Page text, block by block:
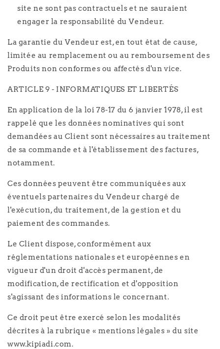
site ne sont pas contractuels et ne sauraient
engager la responsabilité du Vendeur.
La garantie du Vendeur est, en tout état de cause,
limitée au remplacement ou au remboursement des
Produits non conformes ou affectés d'un vice.
ARTICLE 9 - INFORMATIQUES ET LIBERTÉS
En application de la loi 78-17 du 6 janvier 1978, il est
rappelé que les données nominatives qui sont
demandées au Client sont nécessaires au traitement
de sa commande et à l'établissement des factures,
notamment.
Ces données peuvent être communiquées aux
éventuels partenaires du Vendeur chargé de
l'exécution, du traitement, de la gestion et du
paiement des commandes.
Le Client dispose, conformément aux
réglementations nationales et européennes en
vigueur d'un droit d'accès permanent, de
modification, de rectification et d'opposition
s'agissant des informations le concernant.
Ce droit peut être exercé selon les modalités
décrites à la rubrique « mentions légales » du site
www.kipiadi.com.